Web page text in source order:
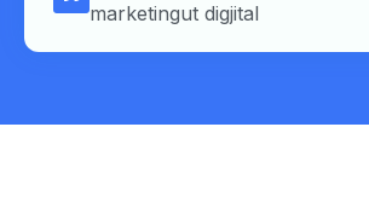
marketingut digjital